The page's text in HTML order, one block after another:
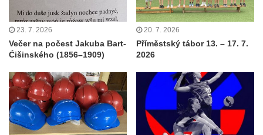
23. 7. 2026
Večer na počest Jakuba Bart-
Ćišinského (1856–1909)
20. 7. 2026
Příměstský tábor 13. – 17. 7.
2026